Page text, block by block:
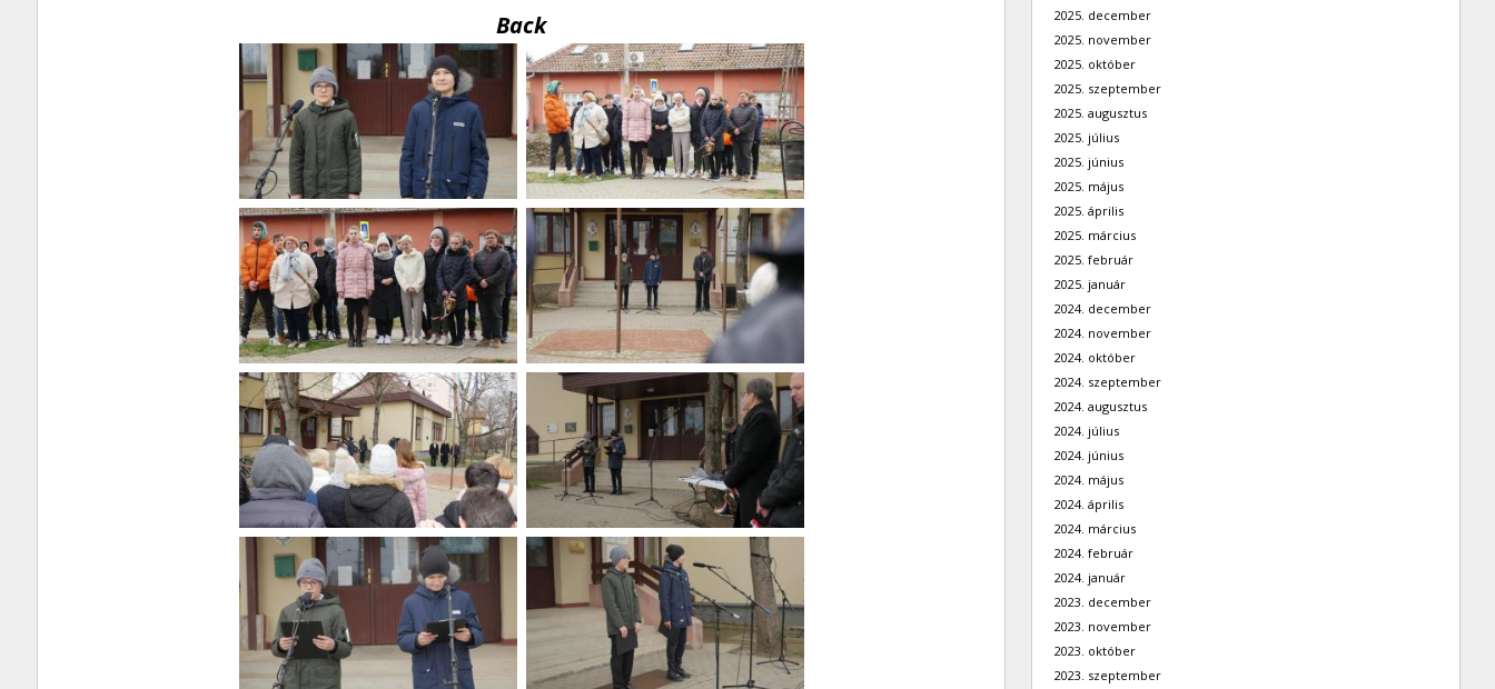
Back
2025. december
2025. november
2025. október
2025. szeptember
2025. augusztus
2025. július
2025. június
2025. május
2025. április
2025. március
2025. február
2025. január
2024. december
2024. november
2024. október
2024. szeptember
2024. augusztus
2024. július
2024. június
2024. május
2024. április
2024. március
2024. február
2024. január
2023. december
2023. november
2023. október
2023. szeptember